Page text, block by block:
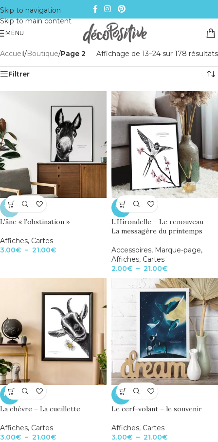
Skip to navigation
Skip to main content
MENU
Accueil/Boutique/Page 2 Affichage de 13–24 sur 178 résultats
Filtrer
TOP
L’âne « l’obstination »
Affiches, Cartes
3.00€ – 21.00€
NEW
L’Hirondelle – Le renouveau –
La messagère du printemps
Accessoires, Marque-page,
Affiches, Cartes
2.00€ – 21.00€
NEW
La chèvre – La cueillette
Affiches, Cartes
3.00€ – 21.00€
NEW
Le cerf-volant – le souvenir
Affiches, Cartes
3.00€ – 21.00€